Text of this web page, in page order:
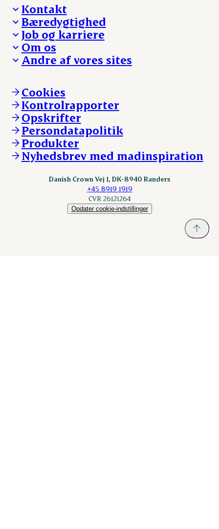
Kontakt
Besøg Danish Crown
Presse og nyheder
Reklamationer
Whistleblower
Øvrige henvendelser
Bæredygtighed
Fra jord til bord
Hverdagen
Ansvarlighed og nøgletal
Job og karriere
Arbejd med os
Ledige stillinger
Om os
Hvem er vi
Vores resultater
Vores lokationer
Kontakt
Andre af vores sites
Andelsejere - kreatur
Danishcrownprofessional.com
DAT-Schaub.com
ESS-FOOD.com
Fonden Dansk Gastronomi
KLS.se
nordicspoor.com
Scanhide.dk
Cookies
Kontrolrapporter
Opskrifter
Persondatapolitik
Produkter
Nyhedsbrev med madinspiration
Danish Crown Vej 1, DK-8940 Randers
+45 8919 1919
CVR 26121264
Opdater cookie-indstillinger